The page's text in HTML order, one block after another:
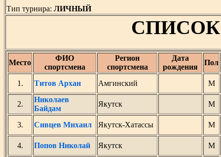
Тип турнира: ЛИЧНЫЙ
Место
ФИО
спортсмена
Регион
спортсмена
Дата
рождения
Пол
1. Титов Архан Амгинский М
2.
Николаев
Байдам
Якутск М
3. Сивцев Михаил Якутск-Хатассы М
4. Попов Николай Якутск М